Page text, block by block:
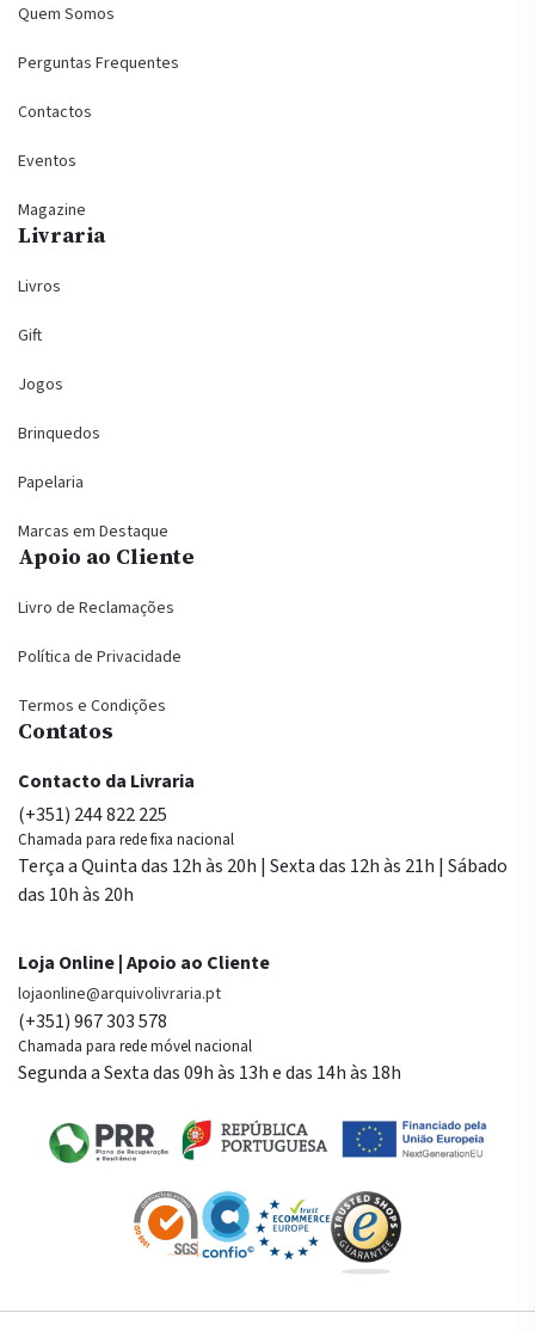
Quem Somos
Perguntas Frequentes
Contactos
Eventos
Magazine
Livraria
Livros
Gift
Jogos
Brinquedos
Papelaria
Marcas em Destaque
Apoio ao Cliente
Livro de Reclamações
Política de Privacidade
Termos e Condições
Contatos
Contacto da Livraria
(+351) 244 822 225
Chamada para rede fixa nacional
Terça a Quinta das 12h às 20h | Sexta das 12h às 21h | Sábado
das 10h às 20h
Loja Online | Apoio ao Cliente
lojaonline@arquivolivraria.pt
(+351) 967 303 578
Chamada para rede móvel nacional
Segunda a Sexta das 09h às 13h e das 14h às 18h